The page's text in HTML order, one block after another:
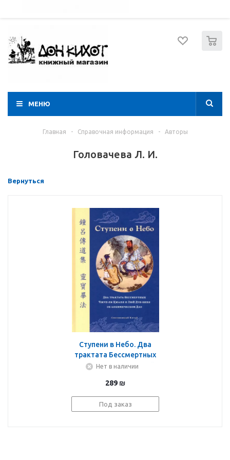
МЕНЮ
Главная - Справочная информация - Авторы
Головачева Л. И.
Вернуться
Ступени в Небо. Два
трактата Бессмертных
Чжун-ли Цюаня и Люй
алхимическом Дао
Нет в наличии
289 ₪
Под заказ